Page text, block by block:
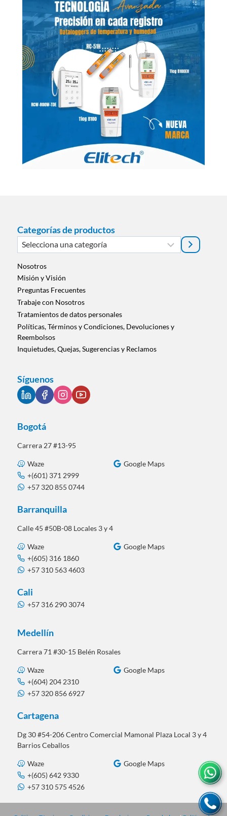
Categorías de productos
Selecciona
una
categoría
Nosotros
Misión y Visión
Preguntas Frecuentes
Trabaje con Nosotros
Tratamientos de datos personales
Políticas, Términos y Condiciones, Devoluciones y
Reembolsos
Inquietudes, Quejas, Sugerencias y Reclamos
Síguenos
Bogotá
Carrera 27 #13-95
Waze
Google Maps
+(601) 371 2999
+57 320 855 0744
Barranquilla
Calle 45 #50B-08 Locales 3 y 4
Waze
Google Maps
+(605) 316 1860
+57 310 563 4603
Cali
+57 316 290 3074
Medellín
Carrera 71 #30-15 Belén Rosales
Waze
Google Maps
+(604) 204 2310
+57 320 856 6927
Cartagena
Dg 30 #54-206 Centro Comercial Mamonal Plaza Local 3 y 4
Barrios Ceballos
Waze
Google Maps
+(605) 642 9330
+57 310 575 4526